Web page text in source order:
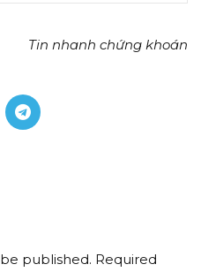
Tin nhanh chứng khoán
published. Required